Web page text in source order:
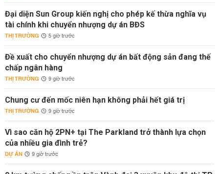
Đại diện Sun Group kiến nghị cho phép kế thừa nghĩa vụ
tài chính khi chuyển nhượng dự án BĐS
THỊ TRƯỜNG 5 giờ trước
Đề xuất cho chuyển nhượng dự án bất động sản đang thế
chấp ngân hàng
THỊ TRƯỜNG 9 giờ trước
Chung cư đến mốc niên hạn không phải hết giá trị
THỊ TRƯỜNG 9 giờ trước
Vì sao căn hộ 2PN+ tại The Parkland trở thành lựa chọn
của nhiều gia đình trẻ?
DỰ ÁN 9 giờ trước